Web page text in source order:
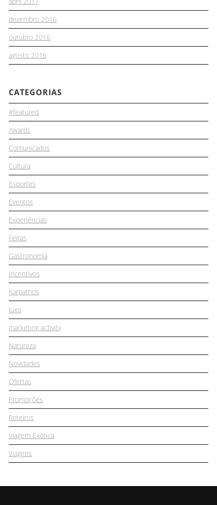
dezembro 2016
outubro 2016
agosto 2016
CATEGORIAS
#featured
Awards
Comunicados
Cultura
Esportes
Eventos
Experiências
Feiras
Gastronomia
Incentivos
Karpathos
luxo
marketing activity
Natureza
Novidades
Ofertas
Promoções
Roteiros
Viagem Exótica
Viagens